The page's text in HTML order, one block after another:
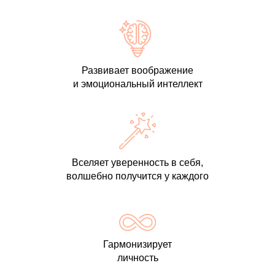
Вселяет уверенность в себя,
волшебно получится у каждого
Развивает воображение
и эмоциональный интеллект
Гармонизирует
личность